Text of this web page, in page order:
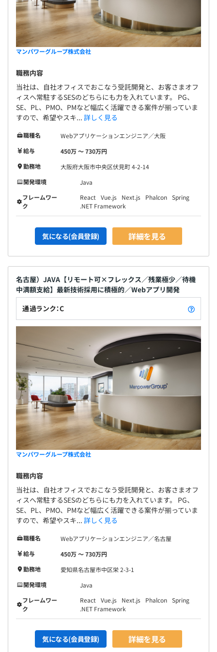
マンパワーグループ株式会社
職務内容
当社は、自社オフィスでおこなう受託開発と、お客さまオフ
ィスへ常駐するSESのどちらにも力を入れています。 PG、
SE、PL、PMO、PMなど幅広く活躍できる案件が揃っていま
すので、希望やスキ... 詳しく見る
職種名
Webアプリケーションエンジニア／大阪
給与
450万 〜 730万円
勤務地
大阪府大阪市中央区伏見町 4-2-14
開発環境
Java
フレームワー
ク
React Vue.js Next.js Phalcon Spring
.NET Framework
気になる(会員登録) 詳細を見る
名古屋）JAVA【リモート可×フレックス／残業極少／待機
中満額支給】最新技術採用に積極的／Webアプリ開発
通過ランク：C
マンパワーグループ株式会社
職務内容
当社は、自社オフィスでおこなう受託開発と、お客さまオフ
ィスへ常駐するSESのどちらにも力を入れています。 PG、
SE、PL、PMO、PMなど幅広く活躍できる案件が揃っていま
すので、希望やスキ... 詳しく見る
職種名
Webアプリケーションエンジニア／名古屋
給与
450万 〜 730万円
勤務地
愛知県名古屋市中区栄 2-3-1
開発環境
Java
フレームワー
ク
React Vue.js Next.js Phalcon Spring
.NET Framework
気になる(会員登録) 詳細を見る